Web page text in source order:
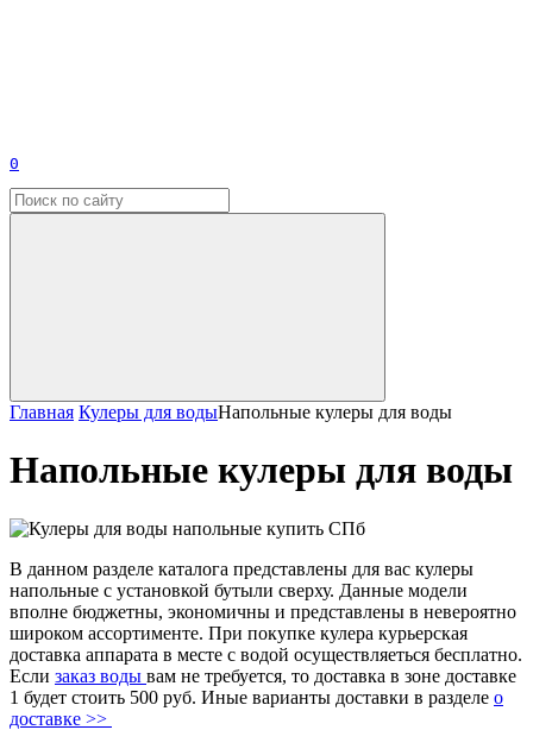
0
Главная Кулеры для водыНапольные кулеры для воды
Напольные кулеры для воды
В данном разделе каталога представлены для вас кулеры
напольные с установкой бутыли сверху. Данные модели
вполне бюджетны, экономичны и представлены в невероятно
широком ассортименте. При покупке кулера курьерская
доставка аппарата в месте с водой осуществляеться бесплатно.
Если заказ воды вам не требуется, то доставка в зоне доставке
1 будет стоить 500 руб. Иные варианты доставки в разделе о
доставке >>